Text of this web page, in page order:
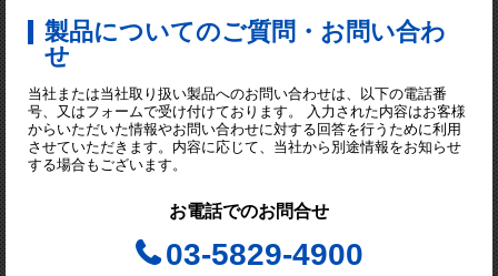
製品についてのご質問・お問い合わ
せ
当社または当社取り扱い製品へのお問い合わせは、以下の電話番
号、又はフォームで受け付けております。 入力された内容はお客様
からいただいた情報やお問い合わせに対する回答を行うために利用
させていただきます。内容に応じて、当社から別途情報をお知らせ
する場合もございます。
お電話でのお問合せ
03-5829-4900